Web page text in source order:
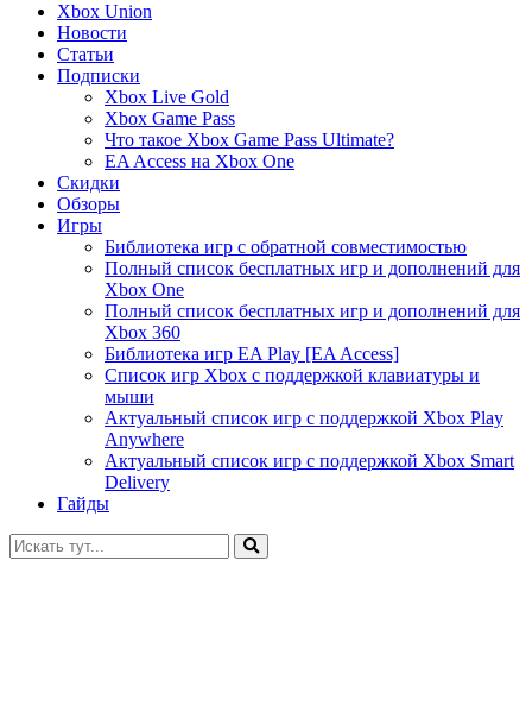
Xbox Union
Новости
Статьи
Подписки
Xbox Live Gold
Xbox Game Pass
Что такое Xbox Game Pass Ultimate?
EA Access на Xbox One
Скидки
Обзоры
Игры
Библиотека игр с обратной совместимостью
Полный список бесплатных игр и дополнений для
Xbox One
Полный список бесплатных игр и дополнений для
Xbox 360
Библиотека игр EA Play [EA Access]
Список игр Xbox c поддержкой клавиатуры и
мыши
Актуальный список игр с поддержкой Xbox Play
Anywhere
Актуальный список игр с поддержкой Xbox Smart
Delivery
Гайды
Искать: